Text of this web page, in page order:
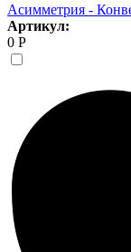
Асимметрия -
Артикул:
0 Р